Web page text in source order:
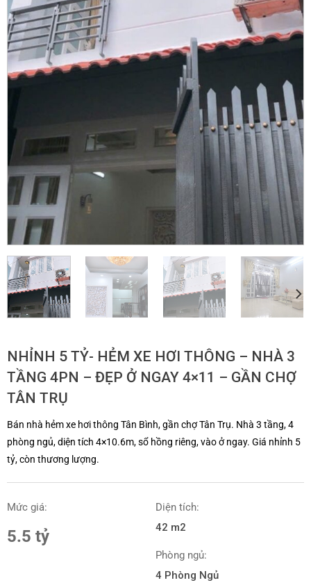
NHỈNH 5 TỶ- HẺM XE HƠI THÔNG – NHÀ 3
TẦNG 4PN – ĐẸP Ở NGAY 4×11 – GẦN CHỢ
TÂN TRỤ
Bán nhà hẻm xe hơi thông Tân Bình, gần chợ Tân Trụ. Nhà 3 tầng, 4
phòng ngủ, diện tích 4×10.6m, sổ hồng riêng, vào ở ngay. Giá nhỉnh 5
tỷ, còn thương lượng.
Mức giá:
5.5 tỷ
Diện tích:
42 m2
Phòng ngủ:
4 Phòng Ngủ